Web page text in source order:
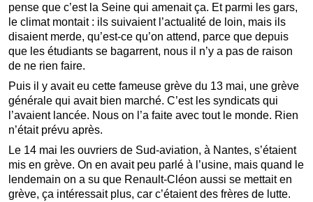
pense que c’est la Seine qui amenait ça. Et parmi les gars,
le climat montait : ils suivaient l’actualité de loin, mais ils
disaient merde, qu’est-ce qu’on attend, parce que depuis
que les étudiants se bagarrent, nous il n’y a pas de raison
de ne rien faire.
Puis il y avait eu cette fameuse grève du 13 mai, une grève
générale qui avait bien marché. C’est les syndicats qui
l’avaient lancée. Nous on l’a faite avec tout le monde. Rien
n’était prévu après.
Le 14 mai les ouvriers de Sud-aviation, à Nantes, s’étaient
mis en grève. On en avait peu parlé à l’usine, mais quand le
lendemain on a su que Renault-Cléon aussi se mettait en
grève, ça intéressait plus, car c’étaient des frères de lutte.